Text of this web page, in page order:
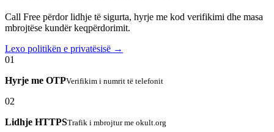
Call Free përdor lidhje të sigurta, hyrje me kod verifikimi dhe masa
mbrojtëse kundër keqpërdorimit.
Lexo politikën e privatësisë →
01
Hyrje me OTPVerifikim i numrit të telefonit
02
Lidhje HTTPSTrafik i mbrojtur me okult.org